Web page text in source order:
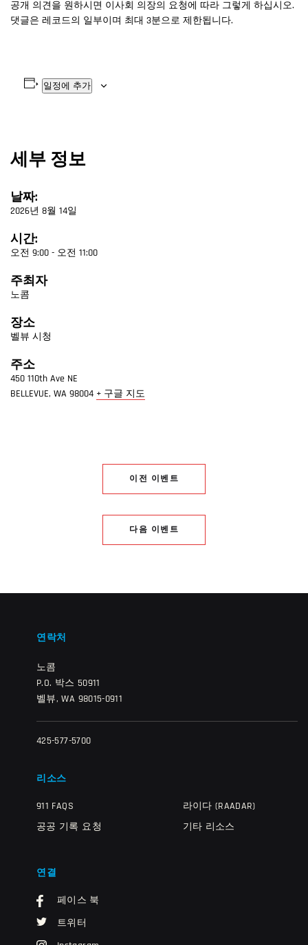
공개 의견을 원하시면 이사회 의장의 요청에 따라 그렇게 하십시오.
댓글은 레코드의 일부이며 최대 3분으로 제한됩니다.
일정에 추가
세부 정보
날짜:
2026년 8월 14일
시간:
오전 9:00 - 오전 11:00
주최자
노콤
장소
벨뷰 시청
주소
450 110th Ave NE
BELLEVUE, WA 98004 + 구글 지도
이전 이벤트
다음 이벤트
연락처
노콤
P.O. 박스 50911
벨뷰, WA 98015-0911
425-577-5700
리소스
911 FAQS
공공 기록 요청
라이다 (RAADAR)
기타 리소스
연결
페이스 북
트위터